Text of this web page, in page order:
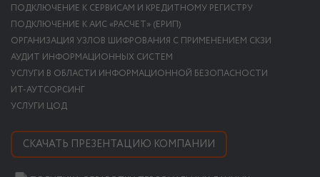
ПОДКЛЮЧЕНИЕ К СЕРВИСАМ И КРЕДИТНОМУ РЕГИСТРУ
ПОДКЛЮЧЕНИЕ К АИС «РАСЧЕТ» (ЕРИП)
ОРГАНИЗАЦИЯ УЗЛОВ ШИФРОВАНИЯ С ПРИМЕНЕНИЕМ СКЗИ
АУДИТ ИНФОРМАЦИОННЫХ СИСТЕМ
УСЛУГИ В ОБЛАСТИ ИНФОРМАЦИОННОЙ БЕЗОПАСНОСТИ
ИТ-АУТСОРСИНГ
УСЛУГИ ЦОД
СКАЧАТЬ ПРЕЗЕНТАЦИЮ КОМПАНИИ